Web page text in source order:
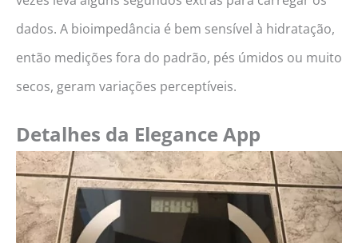
dados. A bioimpedância é bem sensível à hidratação,
então medições fora do padrão, pés úmidos ou muito
secos, geram variações perceptíveis.
Detalhes da Elegance App